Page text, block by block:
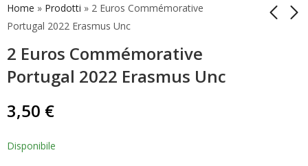
Home » Prodotti » 2 Euros Commémorative
Portugal 2022 Erasmus Unc
2 Euros Commémorative
Portugal 2022 Erasmus Unc
2 Euros
Commémorative
Lituanie 2022
Commémorative
Luxembourg 2022
3,50 €
Disponibile